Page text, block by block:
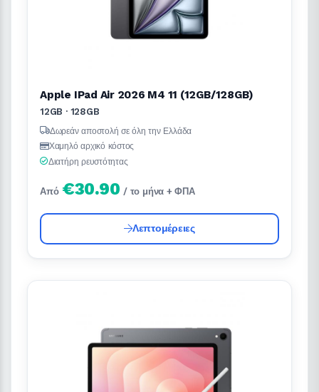
Apple IPad Air 2026 M4 11 (12GB/128GB)
12GB · 128GB
Δωρεάν αποστολή σε όλη την Ελλάδα
Χαμηλό αρχικό κόστος
Διατήρη ρευστότητας
Από €30.90 / το μήνα + ΦΠΑ
Λεπτομέρειες